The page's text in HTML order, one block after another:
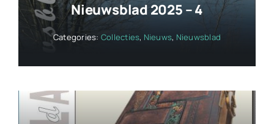
Nieuwsblad 2025 – 4
Categories: Collecties, Nieuws, Nieuwsblad